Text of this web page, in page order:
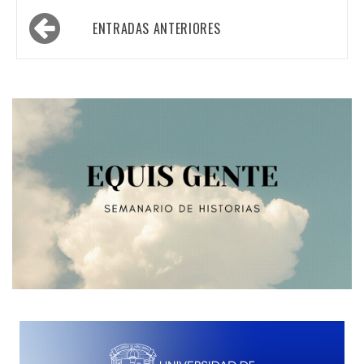
Navegación
de ENTRADAS ANTERIORES